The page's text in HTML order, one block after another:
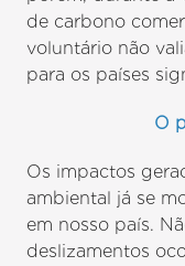
de carbono
voluntário não
para os países
O
Os impactos
ambiental já se
em nosso país.
deslizamentos